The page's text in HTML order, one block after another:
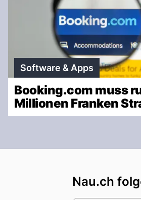
Software & Apps
Booking.com muss
Millionen Franken
Nau.ch